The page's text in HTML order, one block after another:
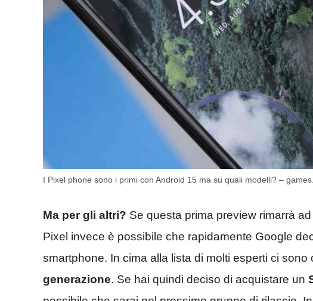
I Pixel phone sono i primi con Android 15 ma su quali modelli? –
Ma per gli altri? Se questa prima preview rimarrà
Pixel invece è possibile che rapidamente Google
smartphone. In cima alla lista di molti esperti ci sono
generazione. Se hai quindi deciso di acquistare un